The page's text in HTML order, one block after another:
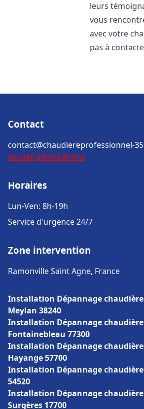
leurs
vous
avec votre
pas à
Contact
contact@chaudiereprofessionnel-
Accueil Informations
Horaires
Lun-Ven: 8h-19h
Service d'urgence 24/7
Zone intervention
Ramonville Saint Agne, France
Installation Dépannage
Meylan 38240
Installation Dépannage
Fontainebleau 77300
Installation Dépannage
Hayange 57700
Installation Dépannage
54520
Installation Dépannage
Surgères 17700